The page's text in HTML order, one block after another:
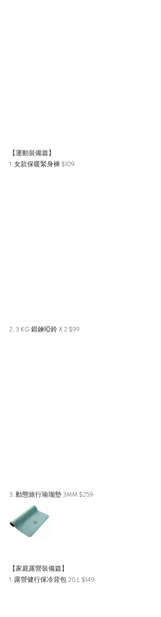
【運動裝備篇】
1. 女款保暖緊身褲 $109
2. 3 KG 鍛鍊啞鈴 X 2 $99
3. 動態旅行瑜珈墊 3MM $259
【家庭露營裝備篇】
1. 露營健行保冷背包 20 L $149